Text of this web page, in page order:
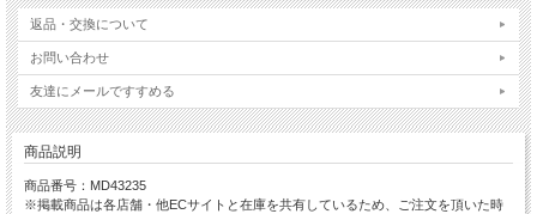
返品・交換について
お問い合わせ
友達にメールですすめる
商品説明
商品番号：MD43235
※掲載商品は各店舗・他ECサイトと在庫を共有しているため、ご注文を頂いた時